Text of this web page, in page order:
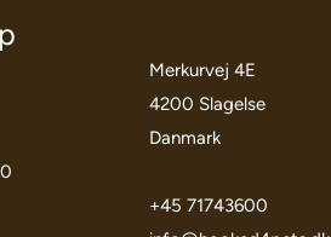
Merkurvej 4E
4200 Slagelse
Danmark
+45 71743600